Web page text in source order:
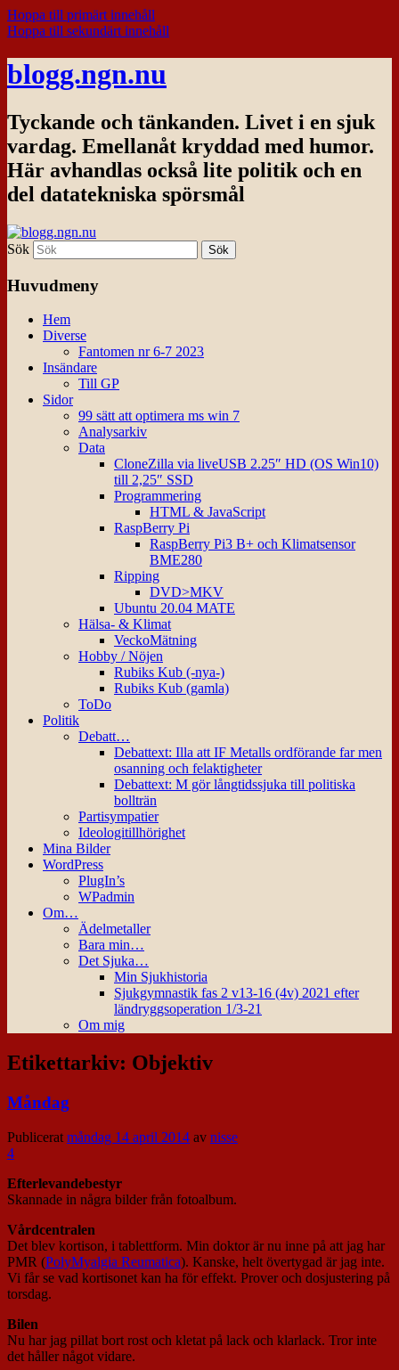
Hoppa till primärt innehåll
Hoppa till sekundärt innehåll
blogg.ngn.nu
Tyckande och tänkanden. Livet i en sjuk
vardag. Emellanåt kryddad med humor.
Här avhandlas också lite politik och en
del datatekniska spörsmål
Sök
Huvudmeny
Hem
Diverse
Fantomen nr 6-7 2023
Insändare
Till GP
Sidor
99 sätt att optimera ms win 7
Analysarkiv
Data
CloneZilla via liveUSB 2.25″ HD (OS Win10)
till 2,25″ SSD
Programmering
HTML & JavaScript
RaspBerry Pi
RaspBerry Pi3 B+ och Klimatsensor
BME280
Ripping
DVD>MKV
Ubuntu 20.04 MATE
Hälsa- & Klimat
VeckoMätning
Hobby / Nöjen
Rubiks Kub (-nya-)
Rubiks Kub (gamla)
ToDo
Politik
Debatt…
Debattext: Illa att IF Metalls ordförande far men
osanning och felaktigheter
Debattext: M gör långtidssjuka till politiska
bollträn
Partisympatier
Ideologitillhörighet
Mina Bilder
WordPress
PlugIn’s
WPadmin
Om…
Ädelmetaller
Bara min…
Det Sjuka…
Min Sjukhistoria
Sjukgymnastik fas 2 v13-16 (4v) 2021 efter
ländryggsoperation 1/3-21
Om mig
Etikettarkiv: Objektiv
Måndag
Publicerat måndag 14 april 2014 av nisse
4
Efterlevandebestyr
Skannade in några bilder från fotoalbum.
Vårdcentralen
Det blev kortison, i tablettform. Min doktor är nu inne på att jag har
PMR (PolyMyalgia Reumatica). Kanske, helt övertygad är jag inte.
Vi får se vad kortisonet kan ha för effekt. Prover och dosjustering på
torsdag.
Bilen
Nu har jag pillat bort rost och kletat på lack och klarlack. Tror inte
det håller något vidare.